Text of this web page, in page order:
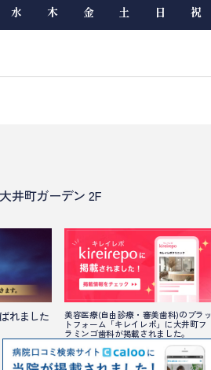
水 木 金 土 日 祝
井町ガーデン 2F
れました
美容医療(自由診療・審美歯科)のプラッ
トフォーム「キレイレポ」に大井町フ
ラミンゴ歯科が掲載されました。